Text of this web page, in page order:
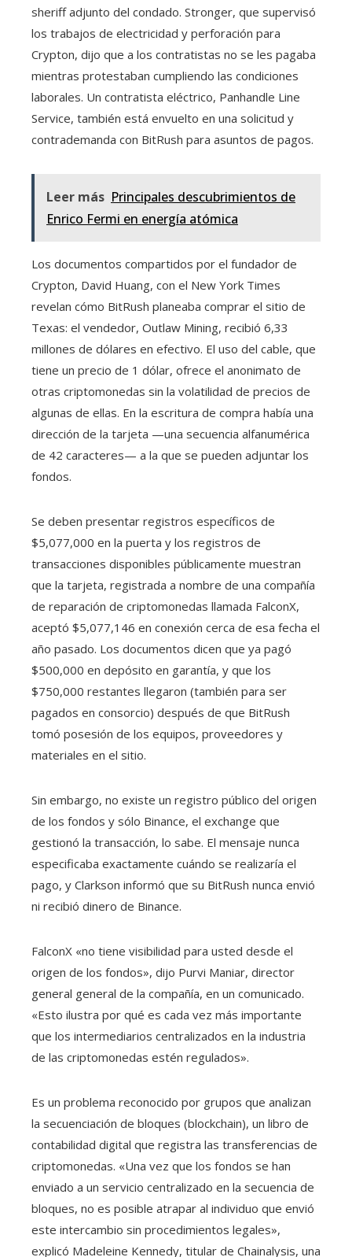
sheriff adjunto del condado. Stronger, que supervisó
los trabajos de electricidad y perforación para
Crypton, dijo que a los contratistas no se les pagaba
mientras protestaban cumpliendo las condiciones
laborales. Un contratista eléctrico, Panhandle Line
Service, también está envuelto en una solicitud y
contrademanda con BitRush para asuntos de pagos.
Leer más Principales descubrimientos de
Enrico Fermi en energía atómica
Los documentos compartidos por el fundador de
Crypton, David Huang, con el New York Times
revelan cómo BitRush planeaba comprar el sitio de
Texas: el vendedor, Outlaw Mining, recibió 6,33
millones de dólares en efectivo. El uso del cable, que
tiene un precio de 1 dólar, ofrece el anonimato de
otras criptomonedas sin la volatilidad de precios de
algunas de ellas. En la escritura de compra había una
dirección de la tarjeta —una secuencia alfanumérica
de 42 caracteres— a la que se pueden adjuntar los
fondos.
Se deben presentar registros específicos de
$5,077,000 en la puerta y los registros de
transacciones disponibles públicamente muestran
que la tarjeta, registrada a nombre de una compañía
de reparación de criptomonedas llamada FalconX,
aceptó $5,077,146 en conexión cerca de esa fecha el
año pasado. Los documentos dicen que ya pagó
$500,000 en depósito en garantía, y que los
$750,000 restantes llegaron (también para ser
pagados en consorcio) después de que BitRush
tomó posesión de los equipos, proveedores y
materiales en el sitio.
Sin embargo, no existe un registro público del origen
de los fondos y sólo Binance, el exchange que
gestionó la transacción, lo sabe. El mensaje nunca
especificaba exactamente cuándo se realizaría el
pago, y Clarkson informó que su BitRush nunca envió
ni recibió dinero de Binance.
FalconX «no tiene visibilidad para usted desde el
origen de los fondos», dijo Purvi Maniar, director
general general de la compañía, en un comunicado.
«Esto ilustra por qué es cada vez más importante
que los intermediarios centralizados en la industria
de las criptomonedas estén regulados».
Es un problema reconocido por grupos que analizan
la secuenciación de bloques (blockchain), un libro de
contabilidad digital que registra las transferencias de
criptomonedas. «Una vez que los fondos se han
enviado a un servicio centralizado en la secuencia de
bloques, no es posible atrapar al individuo que envió
este intercambio sin procedimientos legales»,
explicó Madeleine Kennedy, titular de Chainalysis, una